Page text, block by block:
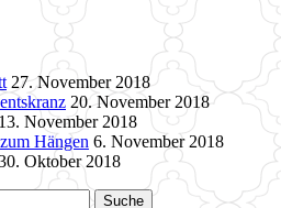
27. November 2018
20. November 2018
13. November 2018
Hängen 6. November 2018
Oktober 2018